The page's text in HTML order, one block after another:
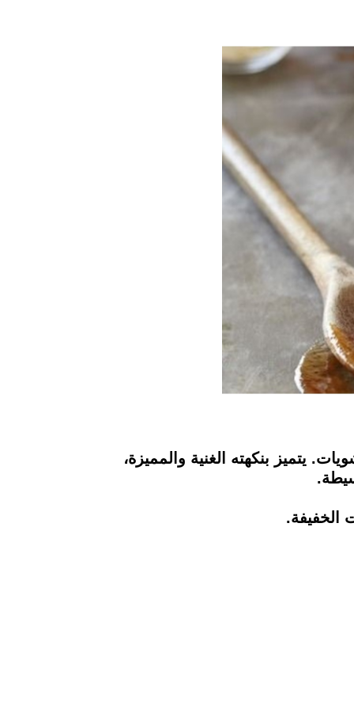
يتميز بنكهته الغنية والمميزة،
الخفيفة.